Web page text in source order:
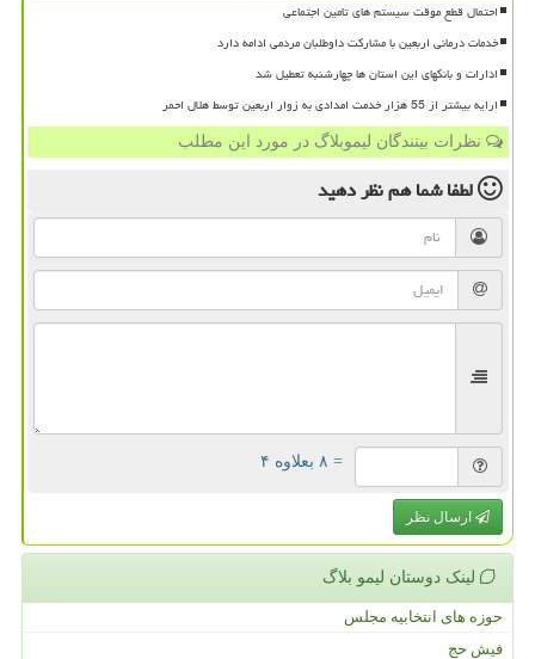
احتمال قطع موقت سیستم های تامین اجتماعی
خدمات درمانی اربعین با مشارکت داوطلبان مردمی ادامه دارد
ادارات و بانکهای این استان ها چهارشنبه تعطیل شد
ارایه بیشتر از 55 هزار خدمت امدادی به زوار اربعین توسط هلال احمر
نظرات بینندگان لیموبلاگ در مورد این مطلب
لطفا شما همنظر دهید
= ۸ بعلاوه ۴
ارسال نظر
لینک دوستان لیمو بلاگ
حوزه های انتخابیه مجلس
فیش حج